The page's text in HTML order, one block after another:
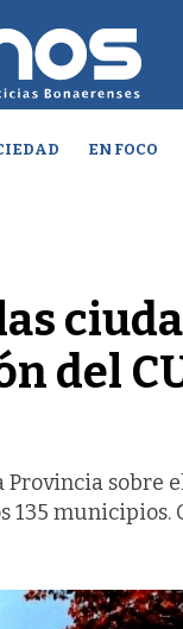
EN FOCO
del
Provincia sobre
municipios.